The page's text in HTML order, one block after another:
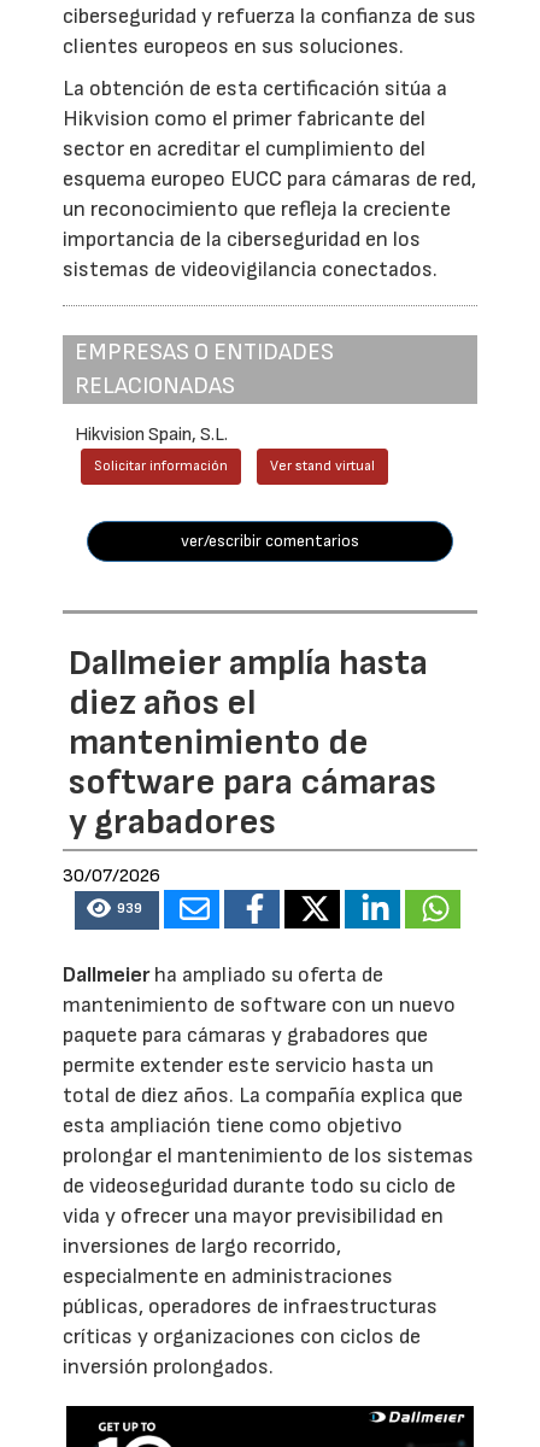
ciberseguridad y refuerza la confianza de sus
clientes europeos en sus soluciones.
La obtención de esta certificación sitúa a
Hikvision como el primer fabricante del
sector en acreditar el cumplimiento del
esquema europeo EUCC para cámaras de red,
un reconocimiento que refleja la creciente
importancia de la ciberseguridad en los
sistemas de videovigilancia conectados.
EMPRESAS O ENTIDADES
RELACIONADAS
Hikvision Spain, S.L.
Solicitar información Ver stand virtual
ver/escribir comentarios
Dallmeier amplía hasta
diez años el
mantenimiento de
software para cámaras
y grabadores
30/07/2026
939
Dallmeierha ampliado su oferta de
mantenimiento de software con un nuevo
paquete para cámaras y grabadores que
permite extender este servicio hasta un
total de diez años. La compañía explica que
esta ampliación tiene como objetivo
prolongar el mantenimiento de los sistemas
de videoseguridad durante todo su ciclo de
vida y ofrecer una mayor previsibilidad en
inversiones de largo recorrido,
especialmente en administraciones
públicas, operadores de infraestructuras
críticas y organizaciones con ciclos de
inversión prolongados.